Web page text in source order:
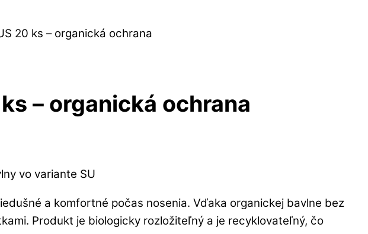
20 ks – organická ochrana
ks – organická ochrana
vo variante SU
a komfortné počas nosenia. Vďaka organickej bavlne bez
Produkt je biologicky rozložiteľný a je recyklovateľný, čo